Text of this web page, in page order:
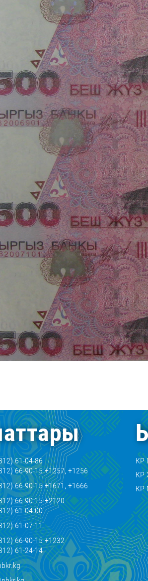
61-04-86
66-90-15 +1257, +1256
66-90-15 +1671, +1666
66-90-15 +2120
61-04-00
61-07-11
66-90-15 +1232
61-24-14
КР
КР
КР